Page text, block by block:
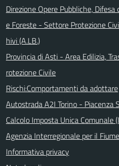
Direzione Opere Pubbliche,
e Foreste - Settore Protezione
hivi (A.LB.)
Provincia di Asti - Area Edilizia,
rotezione Civile
Rischi:Comportamenti da adottare
Autostrada A2I Torino - Piacenza
Calcolo Imposta Unica Comunale
Agenzia Interregionale per il
Informativa privacy